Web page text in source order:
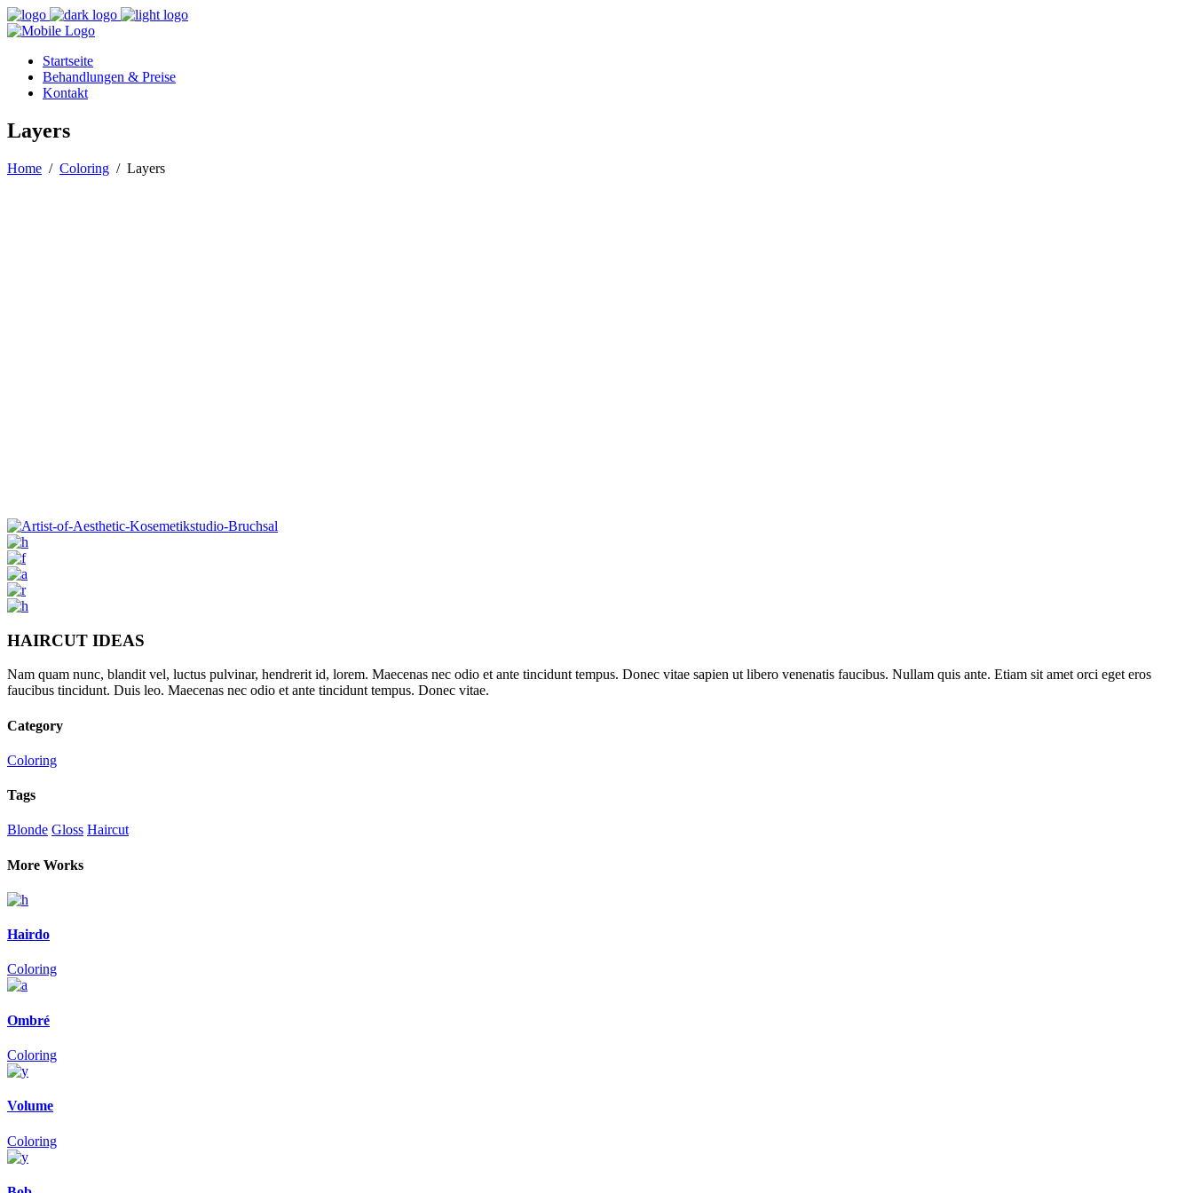
Startseite
Behandlungen & Preise
Kontakt
Layers
Home / Coloring / Layers
HAIRCUT IDEAS
Nam quam nunc, blandit vel, luctus pulvinar, hendrerit id, lorem. Maecenas nec odio et ante tincidunt tempus. Donec vitae sapien ut libero venenatis faucibus. Nullam quis ante. Etiam sit amet orci eget eros
faucibus tincidunt. Duis leo. Maecenas nec odio et ante tincidunt tempus. Donec vitae.
Category
Coloring
Tags
Blonde Gloss Haircut
More Works
Hairdo
Coloring
Ombré
Coloring
Volume
Coloring